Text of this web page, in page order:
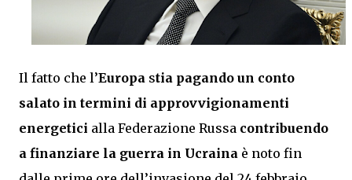
Il fatto che l’Europa stia pagando un conto
salato in termini di approvvigionamenti
energetici alla Federazione Russa contribuendo
a finanziare la guerra in Ucraina è noto fin